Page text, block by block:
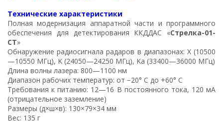
Технические характеристики
Полная модернизация аппаратной части и программного
обеспечения для детектирования ККДДАС «Стрелка-01-
СТ»
Обнаружение радиосигнала радаров в диапазонах: X (10500
—10550 МГц), K (24050—24250 МГц), Ka (33400—36000 МГц)
Длина волны лазера: 800—1100 нм
Диапазон рабочих температур: от −20° С до +60° C
Требования к питанию: 12—16 В постоянного тока, 120 мА
(отрицательное заземление)
Размеры (д×ш×в): 130×79×34 мм
Вес: 135 г